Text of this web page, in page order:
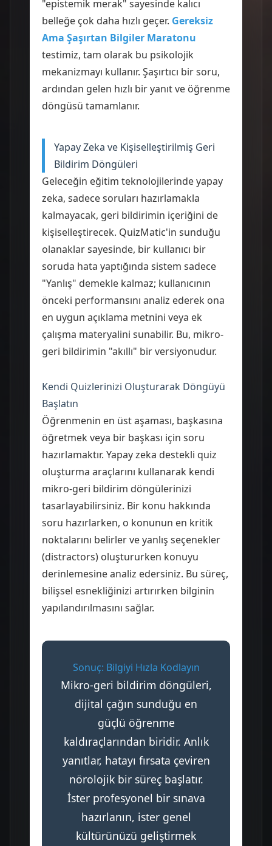
"epistemik merak" sayesinde kalıcı
belleğe çok daha hızlı geçer. Gereksiz
Ama Şaşırtan Bilgiler Maratonu
testimiz, tam olarak bu psikolojik
mekanizmayı kullanır. Şaşırtıcı bir soru,
ardından gelen hızlı bir yanıt ve öğrenme
döngüsü tamamlanır.
Yapay Zeka ve Kişiselleştirilmiş Geri
Bildirim Döngüleri
Geleceğin eğitim teknolojilerinde yapay
zeka, sadece soruları hazırlamakla
kalmayacak, geri bildirimin içeriğini de
kişiselleştirecek. QuizMatic'in sunduğu
olanaklar sayesinde, bir kullanıcı bir
soruda hata yaptığında sistem sadece
"Yanlış" demekle kalmaz; kullanıcının
önceki performansını analiz ederek ona
en uygun açıklama metnini veya ek
çalışma materyalini sunabilir. Bu, mikro-
geri bildirimin "akıllı" bir versiyonudur.
Kendi Quizlerinizi Oluşturarak Döngüyü
Başlatın
Öğrenmenin en üst aşaması, başkasına
öğretmek veya bir başkası için soru
hazırlamaktır. Yapay zeka destekli quiz
oluşturma araçlarını kullanarak kendi
mikro-geri bildirim döngülerinizi
tasarlayabilirsiniz. Bir konu hakkında
soru hazırlarken, o konunun en kritik
noktalarını belirler ve yanlış seçenekler
(distractors) oluştururken konuyu
derinlemesine analiz edersiniz. Bu süreç,
bilişsel esnekliğinizi artırırken bilginin
yapılandırılmasını sağlar.
Sonuç: Bilgiyi Hızla Kodlayın
Mikro-geri bildirim döngüleri,
dijital çağın sunduğu en
güçlü öğrenme
kaldıraçlarından biridir. Anlık
yanıtlar, hatayı fırsata çeviren
nörolojik bir süreç başlatır.
İster profesyonel bir sınava
hazırlanın, ister genel
kültürünüzü geliştirmek